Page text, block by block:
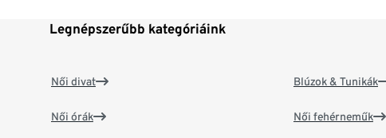
Legnépszerűbb kategóriáink
Női divat
Női órák
Blúzok & Tunikák
Női fehérneműk